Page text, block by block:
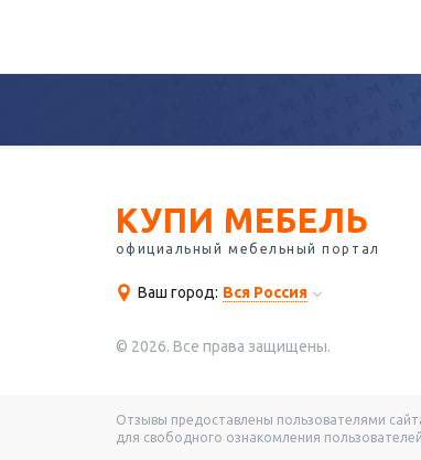
КУПИ МЕБЕЛЬ
официальный мебельный портал
Ваш город: Вся Россия
© 2026. Все права защищены.
Отзывы предоставлены пользователями
для свободного ознакомления